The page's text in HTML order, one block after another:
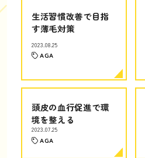
生活習慣改善で目指
す薄毛対策
2023.08.25
AGA
頭皮の血行促進で環
境を整える
2023.07.25
AGA